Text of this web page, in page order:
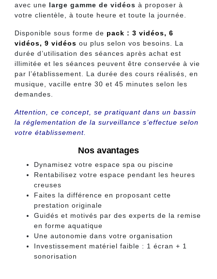
avec une large gamme de vidéos à proposer à
votre clientèle, à toute heure et toute la journée.
Disponible sous forme de pack : 3 vidéos, 6
vidéos, 9 vidéos ou plus selon vos besoins. La
durée d’utilisation des séances après achat est
illimitée et les séances peuvent être conservée à vie
par l’établissement. La durée des cours réalisés, en
musique, vacille entre 30 et 45 minutes selon les
demandes.
Attention, ce concept, se pratiquant dans un bassin
la réglementation de la surveillance s’effectue selon
votre établissement.
Nos avantages
Dynamisez votre espace spa ou piscine
Rentabilisez votre espace pendant les heures
creuses
Faites la différence en proposant cette
prestation originale
Guidés et motivés par des experts de la remise
en forme aquatique
Une autonomie dans votre organisation
Investissement matériel faible : 1 écran + 1
sonorisation